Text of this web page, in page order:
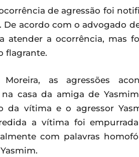
de agressão foi
De acordo com o advogado
atender a ocorrência, mas
flagrante.
as agressões
casa da amiga de
da vítima e o agressor
a vítima foi
com palavras